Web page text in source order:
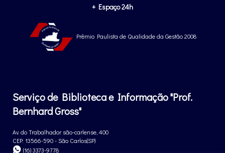
+ Espaço 24h
Prêmio Paulista de Qualidade da Gestão 2008
Serviço de Biblioteca e Informação "Prof.
Bernhard Gross"
Av. do Trabalhador são-carlense, 400
CEP: 13566-590 - São Carlos(SP)
(16) 3373-9778